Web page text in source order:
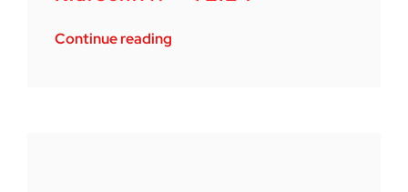
Continue reading